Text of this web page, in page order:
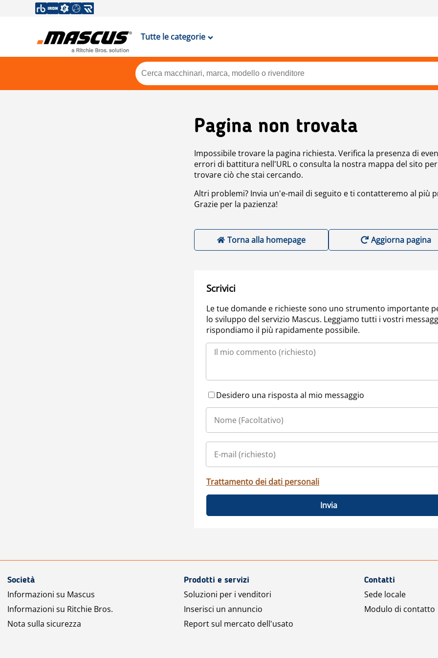
Tutte le categorie
Pagina non trovata
Impossibile trovare la pagina richiesta. Verifica la presenza di
errori di battitura nell'URL o consulta la nostra mappa del sito per
trovare ciò che stai cercando.
Altri problemi? Invia un'e-mail di seguito e ti contatteremo al più
Grazie per la pazienza!
Torna alla homepage Aggiorna pagina
Scrivici
Le tue domande e richieste sono uno strumento importante
lo sviluppo del servizio Mascus. Leggiamo tutti i vostri
rispondiamo il più rapidamente possibile.
Desidero una risposta al mio messaggio
Trattamento dei dati personali
Invia
Società
Informazioni su Mascus
Informazioni su Ritchie Bros.
Nota sulla sicurezza
Prodotti e servizi
Soluzioni per i venditori
Inserisci un annuncio
Report sul mercato dell'usato
Contatti
Sede locale
Modulo di contatto